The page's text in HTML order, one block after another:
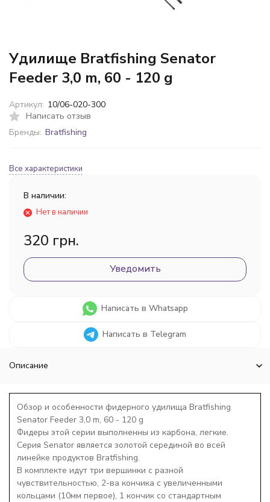
Удилище Bratfishing Senator
Feeder 3,0 m, 60 - 120 g
Написать отзыв
Бренды: Bratfishing
Артикул: 10/06-020-300
Все характеристики
В наличии:
Нет в наличии
320 грн.
Уведомить
Написать в Whatsapp
Написать в Telegram
Описание
Обзор и особенности фидерного удилища Bratfishing
Senator Feeder 3,0 m, 60 - 120 g
Фидеры этой серии выполненны из карбона, легкие.
Серия Senator является золотой серединой во всей
линейке продуктов Bratfishing.
В комплекте идут три вершинки с разной
чувствительностью, 2-ва кончика с увеличенными
кольцами (10мм первое), 1 кончик со стандартным